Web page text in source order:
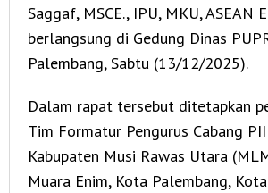
Saggaf, MSCE., IPU, MKU, ASEAN
berlangsung di Gedung Dinas
Palembang, Sabtu (13/12/2025).
Dalam rapat tersebut ditetapkan
Tim Formatur Pengurus Cabang
Kabupaten Musi Rawas Utara
Muara Enim, Kota Palembang,